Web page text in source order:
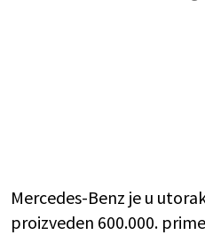
Mercedes-Benz je u
proizveden 600.000.